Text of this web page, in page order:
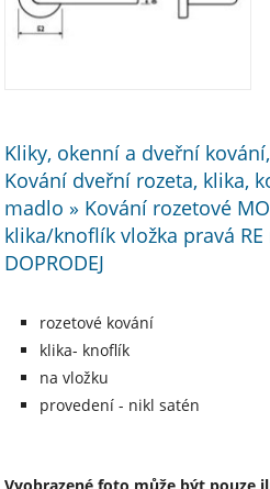
Kliky, okenní a dveřní
Kování dveřní rozeta, klika,
madlo » Kování rozetové
klika/knoflík vložka pravá
DOPRODEJ
rozetové kování
klika- knoflík
na vložku
provedení - nikl satén